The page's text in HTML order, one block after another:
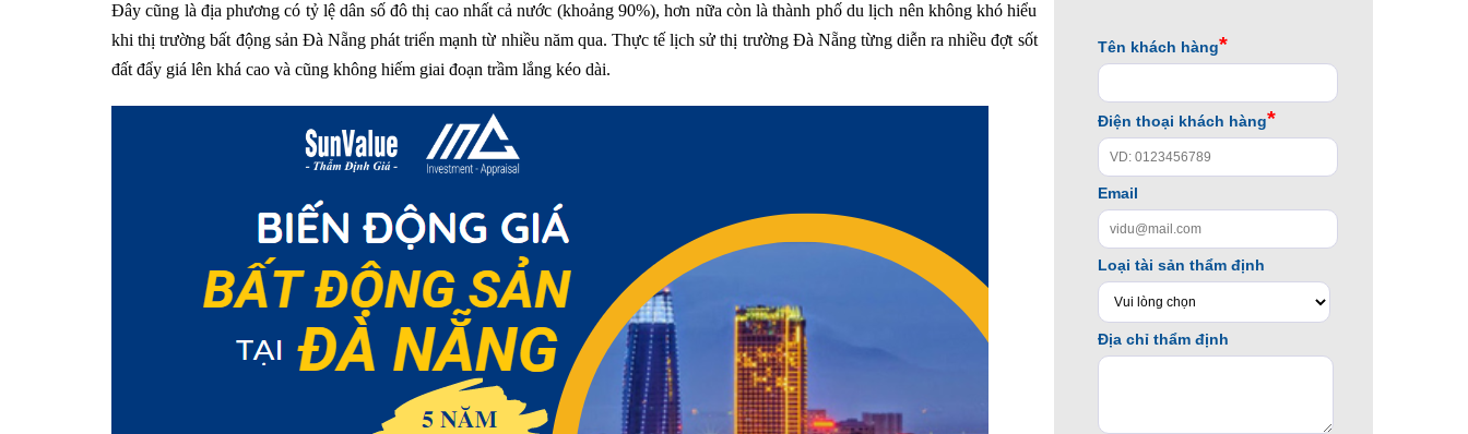
Đây cũng là địa phương có tỷ lệ dân số đô thị cao nhất cả nước (khoảng 90%), hơn nữa còn là thành phố du lịch nên không khó hiểu
khi thị trường bất động sản Đà Nẵng phát triển mạnh từ nhiều năm qua. Thực tế lịch sử thị trường Đà Nẵng từng diễn ra nhiều đợt sốt
đất đẩy giá lên khá cao và cũng không hiếm giai đoạn trầm lắng kéo dài.